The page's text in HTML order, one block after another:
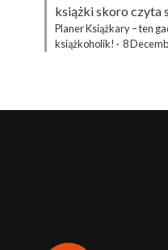
książki skoro czyta
Planer Książkary – ten
książkoholik! · 8